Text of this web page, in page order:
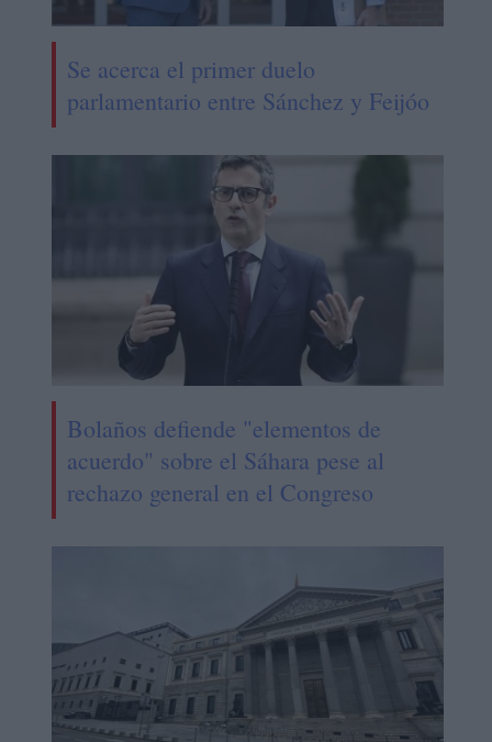
Se acerca el primer duelo
parlamentario entre Sánchez y Feijóo
Bolaños defiende "elementos de
acuerdo" sobre el Sáhara pese al
rechazo general en el Congreso